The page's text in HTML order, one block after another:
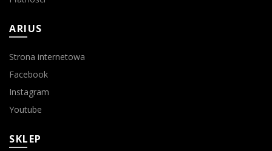
ARIUS
Strona internetowa
Facebook
Instagram
Youtube
SKLEP